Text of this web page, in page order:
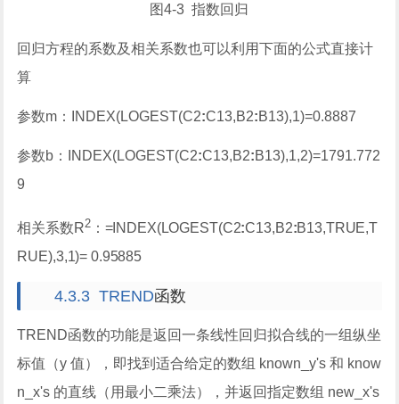
图4-3指数回归
回归方程的系数及相关系数也可以利用下面的公式直接计
算
参数m ： INDEX(LOGEST(C2:C13,B2:B13),1)=0.8887
参数b ： INDEX(LOGEST(C2:C13,B2:B13),1,2)=1791.772
9
相关系数R2： =INDEX(LOGEST(C2:C13,B2:B13,TRUE,T
RUE),3,1)= 0.95885
4.3.3 TREND函数
TREND函数的功能是返回一条线性回归拟合线的一组纵坐
标值（y值），即找到适合给定的数组 known_y's和 know
n_x's 的直线（用最小二乘法），并返回指定数组 new_x's